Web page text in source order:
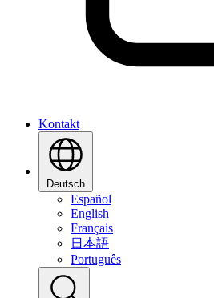
Kontakt
Deutsch
Español
English
Français
日本語
Português